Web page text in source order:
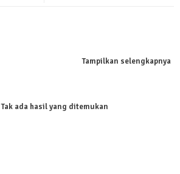
Tampilkan selengkapnya
Tak ada hasil yang ditemukan